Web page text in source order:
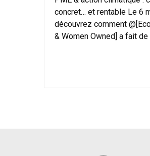
concret… et rentable Le 6
découvrez comment
& Women Owned] a fait de